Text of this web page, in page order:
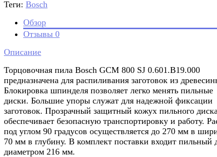
Теги: Bosch
Обзор
Отзывы 0
Описание
Торцовочная пила Bosch GCM 800 SJ 0.601.B19.000
предназначена для распиливания заготовок из
Блокировка шпинделя позволяет легко менять пильные
диски. Большие упоры служат для надежной фиксации
заготовок. Прозрачный защитный кожух пильного
обеспечивает безопасную транспортировку и работу.
под углом 90 градусов осуществляется до 270 мм в
70 мм в глубину. В комплект поставки входит пильный
диаметром 216 мм.